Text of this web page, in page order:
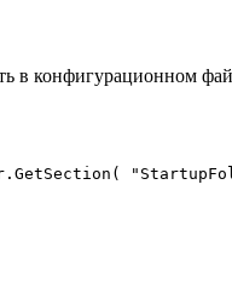
конфигурационном